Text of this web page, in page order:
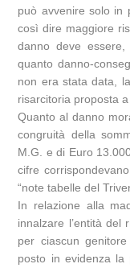
può avvenire solo in
così dire maggiore
danno deve
quanto danno-
non era stata data,
risarcitoria proposta a
Quanto al danno
congruità della
M.G. e di Euro
cifre
“note tabelle del
In relazione alla
innalzare l’entità del
per ciascun
posto in evidenza la